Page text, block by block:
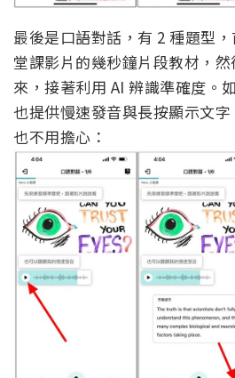
最後是口語對話，有 2 種題型
堂課影片的幾秒鐘片段教材，
來，接著利用 AI 辨識準確度。
也提供慢速發音與長按顯示文
也不用擔心：